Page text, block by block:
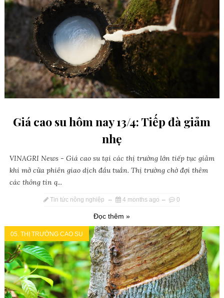
Giá cao su hôm nay 13/4: Tiếp đà giảm
nhẹ
VINAGRI News - Giá cao su tại các thị trường lớn tiếp tục giảm
khi mở cửa phiên giao dịch đầu tuần. Thị trường chờ đợi thêm
các thông tin q...
Tin tức nông nghiệp 4 months ago 0
Đọc thêm »
05. THỊ TRƯỜNG CAO SU